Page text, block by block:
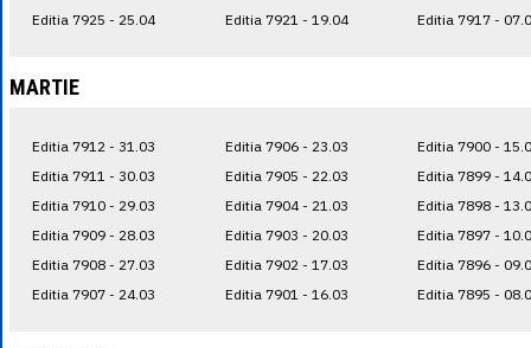
Editia 7925 - 25.04
Editia 7921 - 19.04
Editia 7917 -
MARTIE
Editia 7912 - 31.03
Editia 7911 - 30.03
Editia 7910 - 29.03
Editia 7909 - 28.03
Editia 7908 - 27.03
Editia 7907 - 24.03
Editia 7906 - 23.03
Editia 7905 - 22.03
Editia 7904 - 21.03
Editia 7903 - 20.03
Editia 7902 - 17.03
Editia 7901 - 16.03
Editia 7900 -
Editia 7899 -
Editia 7898 -
Editia 7897 -
Editia 7896 -
Editia 7895 -